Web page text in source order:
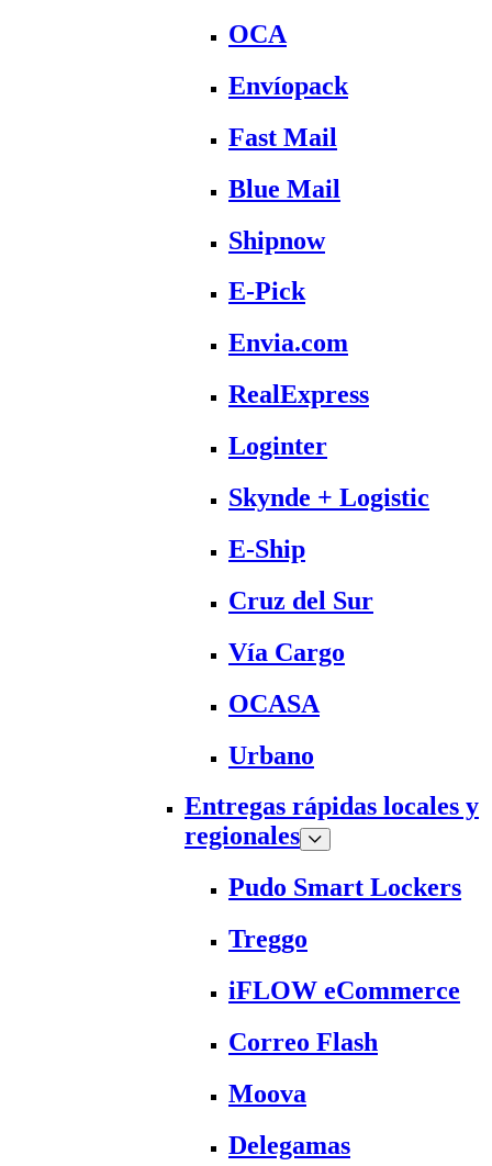
OCA
Envíopack
Fast Mail
Blue Mail
Shipnow
E-Pick
Envia.com
RealExpress
Loginter
Skynde + Logistic
E-Ship
Cruz del Sur
Vía Cargo
OCASA
Urbano
Entregas rápidas locales y
regionales
Pudo Smart Lockers
Treggo
iFLOW eCommerce
Correo Flash
Moova
Delegamas